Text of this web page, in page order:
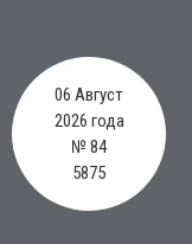
06 Август
2026 года
№ 84
5875